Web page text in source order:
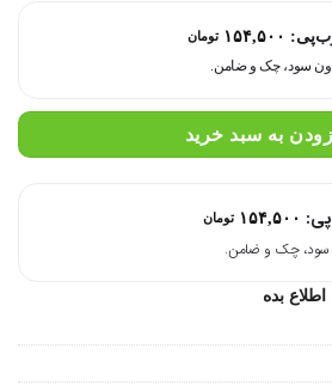
۱۵۴,۵۰۰ تومان
به سبد خرید
۱۵۴,۵۰۰ تومان
بده